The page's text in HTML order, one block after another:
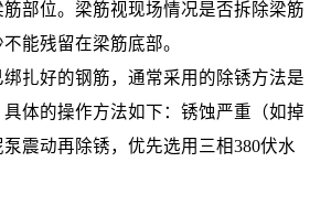
部位。梁筋视现场情况是否拆除梁筋
能残留在梁筋底部。
扎好的钢筋，通常采用的除锈方法是
体的操作方法如下：锈蚀严重（如掉
震动再除锈，优先选用三相380伏水